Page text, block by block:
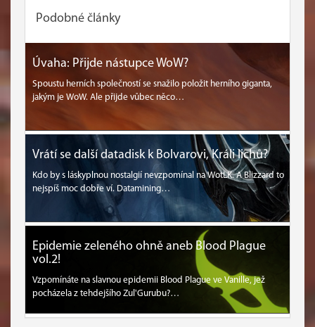
Podobné články
Úvaha: Přijde nástupce WoW?
Spoustu herních společností se snažilo položit herního giganta,
jakým je WoW. Ale přijde vůbec něco…
Vrátí se další datadisk k Bolvarovi, Králi lichů?
Kdo by s láskyplnou nostalgií nevzpomínal na WotLK. A Blizzard to
nejspíš moc dobře ví. Datamining…
Epidemie zeleného ohně aneb Blood Plague
vol.2!
Vzpomínáte na slavnou epidemii Blood Plague ve Vanille, jež
pocházela z tehdejšího Zul'Gurubu?…